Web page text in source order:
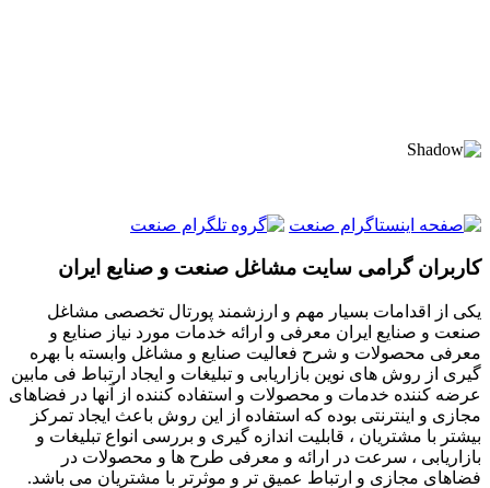
کاربران گرامی سایت مشاغل صنعت و صنایع ایران
یکی از اقدامات بسیار مهم و ارزشمند پورتال تخصصی مشاغل
صنعت و صنایع ایران معرفی و ارائه خدمات مورد نیاز صنایع و
معرفی محصولات و شرح فعالیت صنایع و مشاغل وابسته با بهره
گیری از روش های نوین بازاریابی و تبلیغات و ایجاد ارتباط فی مابین
عرضه کننده خدمات و محصولات و استفاده کننده از آنها در فضاهای
مجازی و اینترنتی بوده که استفاده از این روش باعث ایجاد تمرکز
بیشتر با مشتریان ، قابلیت اندازه گیری و بررسی انواع تبلیغات و
بازاریابی ، سرعت در ارائه و معرفی طرح ها و محصولات در
فضاهای مجازی و ارتباط عمیق تر و موثرتر با مشتریان می باشد.